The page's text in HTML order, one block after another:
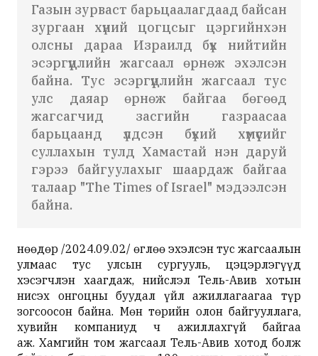
Газын зурваст барьцаалагдаад байсан
зургаан хүний ​​цогцсыг цэргийнхэн
олсны дараа Израилд бүх нийтийн
эсэргүүцлийн жагсаал өрнөж эхэлсэн
байна. Тус эсэргүүцлийн жагсаал тус
улс даяар өрнөж байгаа бөгөөд
жагсагчид засгийн газраасаа
барьцаанд үлдсэн бүхий хүмүүсийг
суллахын тулд Хамастай нэн даруй
гэрээ байгуулахыг шаардаж байгаа
талаар "The Times of Israel" мэдээлсэн
байна.
Өнөөдөр /2024.09.02/ өглөө эхэлсэн тус жагсаалын
улмаас тус улсын сургууль, цэцэрлэгүүд
хэсэгчлэн хаагдаж, нийслэл Тель-Авив хотын
нисэх онгоцны буудал үйл ажиллагаагаа түр
зогсоосон байна. Мөн төрийн олон байгууллага,
хувийн компаниуд ч ажиллахгүй байгаа
аж. Хамгийн том жагсаал Тель-Авив хотод болж